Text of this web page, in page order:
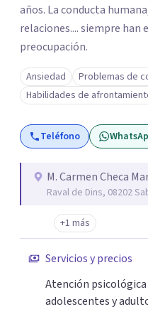
años. La conducta
relaciones.... siempre
preocupación.
Ansiedad
Problemas de
Habilidades de
Teléfono
M. Carmen Checa
Raval de Dins, 08202
+1 más
Servicios y precios
Atención
adolescentes y